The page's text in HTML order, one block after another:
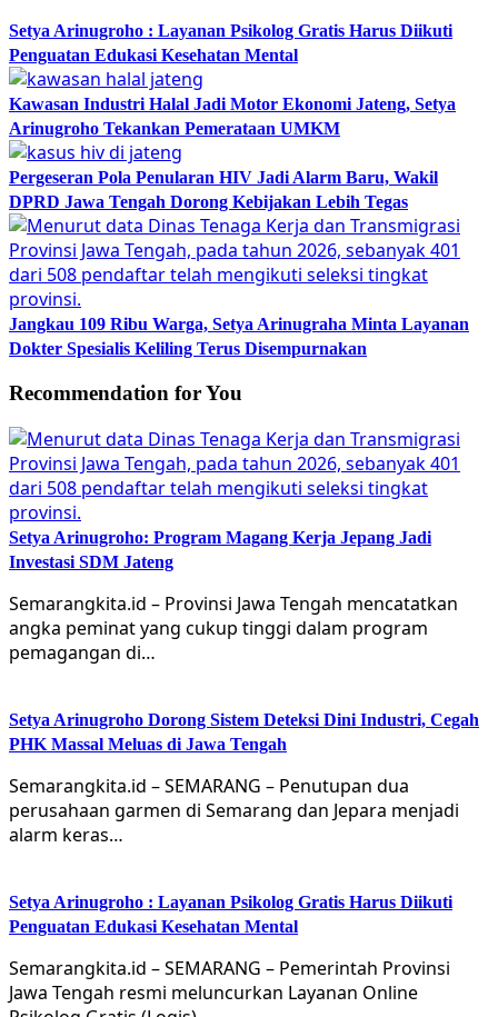
Setya Arinugroho : Layanan Psikolog Gratis Harus Diikuti
Penguatan Edukasi Kesehatan Mental
Kawasan Industri Halal Jadi Motor Ekonomi Jateng, Setya
Arinugroho Tekankan Pemerataan UMKM
Pergeseran Pola Penularan HIV Jadi Alarm Baru, Wakil
DPRD Jawa Tengah Dorong Kebijakan Lebih Tegas
Jangkau 109 Ribu Warga, Setya Arinugraha Minta Layanan
Dokter Spesialis Keliling Terus Disempurnakan
Recommendation for You
Setya Arinugroho: Program Magang Kerja Jepang Jadi
Investasi SDM Jateng
Semarangkita.id – Provinsi Jawa Tengah mencatatkan
angka peminat yang cukup tinggi dalam program
pemagangan di…
Setya Arinugroho Dorong Sistem Deteksi Dini Industri, Cegah
PHK Massal Meluas di Jawa Tengah
Semarangkita.id – SEMARANG – Penutupan dua
perusahaan garmen di Semarang dan Jepara menjadi
alarm keras…
Setya Arinugroho : Layanan Psikolog Gratis Harus Diikuti
Penguatan Edukasi Kesehatan Mental
Semarangkita.id – SEMARANG – Pemerintah Provinsi
Jawa Tengah resmi meluncurkan Layanan Online